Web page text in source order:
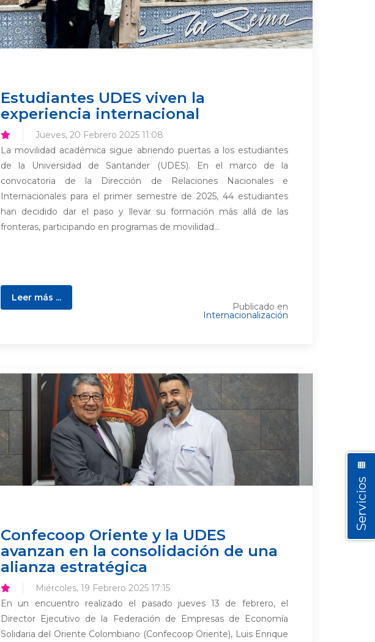
Estudiantes UDES viven la
experiencia internacional
Jueves, 20 Febrero 2025 11:08
La movilidad académica sigue abriendo puertas a los estudiantes
de la Universidad de Santander (UDES). En el marco de la
convocatoria de la Dirección de Relaciones Nacionales e
Internacionales para el primer semestre de 2025, 44 estudiantes
han decidido dar el paso y llevar su formación más allá de las
fronteras, participando en programas de movilidad...
Leer más ...
Publicado en
Internacionalización
Confecoop Oriente y la UDES
avanzan en la consolidación de una
alianza estratégica
Miércoles, 19 Febrero 2025 17:15
En un encuentro realizado el pasado jueves 13 de febrero, el
Director Ejecutivo de la Federación de Empresas de Economía
Solidaria del Oriente Colombiano (Confecoop Oriente), Luis Enrique
Servicios